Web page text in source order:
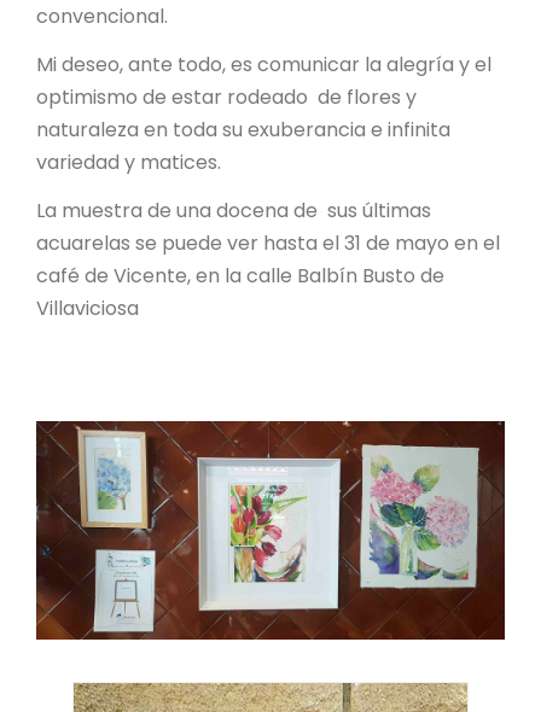
convencional.
Mi deseo, ante todo, es comunicar la alegría y el
optimismo de estar rodeado de flores y
naturaleza en toda su exuberancia e infinita
variedad y matices.
La muestra de una docena de sus últimas
acuarelas se puede ver hasta el 31 de mayo en el
café de Vicente, en la calle Balbín Busto de
Villaviciosa